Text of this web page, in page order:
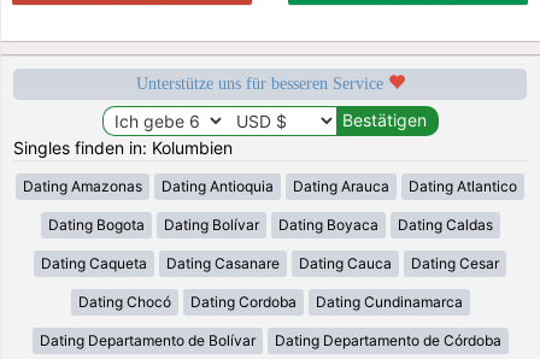
Unterstütze uns für besseren Service
Singles finden in: Kolumbien
Dating Amazonas Dating Antioquia Dating Arauca Dating Atlantico
Dating Bogota Dating Bolívar Dating Boyaca Dating Caldas
Dating Caqueta Dating Casanare Dating Cauca Dating Cesar
Dating Chocó Dating Cordoba Dating Cundinamarca
Dating Departamento de Bolívar Dating Departamento de Córdoba